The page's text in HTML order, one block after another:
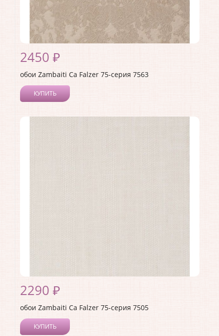
2450 ₽
обои Zambaiti Ca Falzer 75-серия 7563
КУПИТЬ
Коллекция:Ca Falzer 75-серия
2290 ₽
обои Zambaiti Ca Falzer 75-серия 7505
КУПИТЬ